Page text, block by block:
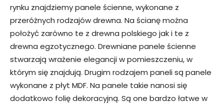
rynku znajdziemy panele ścienne, wykonane z
przeróżnych rodzajów drewna. Na ścianę można
położyć zarówno te z drewna polskiego jak i te z
drewna egzotycznego. Drewniane panele ścienne
stwarzają wrażenie elegancji w pomieszczeniu, w
którym się znajdują. Drugim rodzajem paneli są panele
wykonane z płyt MDF. Na panele takie nanosi się
dodatkowo folię dekoracyjną. Są one bardzo łatwe w